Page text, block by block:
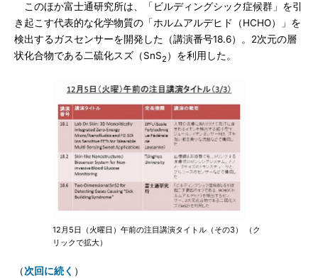
このほか富士通研究所は、「ビルディングシック症候群」を引
き起こす代表的な化学物質の「ホルムアルデヒド（HCHO）」を
検出するガスセンサーを開発した（講演番号18.6）。2次元の層
状化合物である二硫化スズ（SnS2 ）を利用した。
12月5日（火曜日）午前の注目講演タイトル（その3） （ク
リックで拡大）
（次回に続く ）